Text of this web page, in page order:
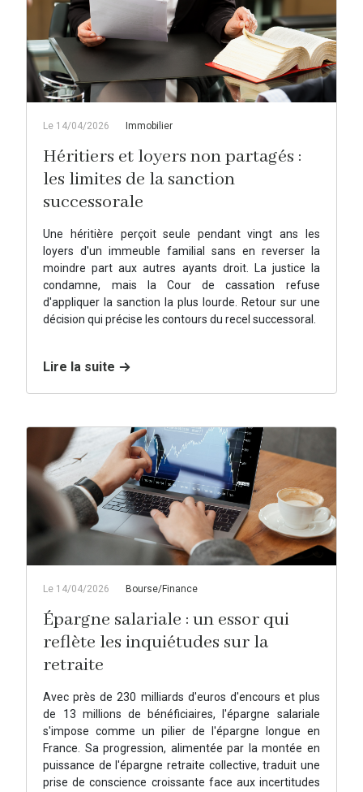
Le 14/04/2026 Immobilier
Héritiers et loyers non partagés :
les limites de la sanction
successorale
Une héritière perçoit seule pendant vingt ans les
loyers d'un immeuble familial sans en reverser la
moindre part aux autres ayants droit. La justice la
condamne, mais la Cour de cassation refuse
d'appliquer la sanction la plus lourde. Retour sur une
décision qui précise les contours du recel successoral.
Lire la suite
Le 14/04/2026 Bourse/Finance
Épargne salariale : un essor qui
reflète les inquiétudes sur la
retraite
Avec près de 230 milliards d'euros d'encours et plus
de 13 millions de bénéficiaires, l'épargne salariale
s'impose comme un pilier de l'épargne longue en
France. Sa progression, alimentée par la montée en
puissance de l'épargne retraite collective, traduit une
prise de conscience croissante face aux incertitudes